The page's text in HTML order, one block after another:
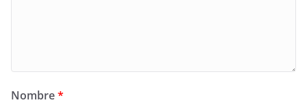
Nombre*